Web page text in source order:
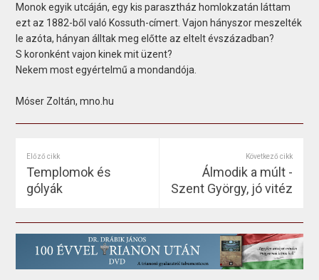
Monok egyik utcáján, egy kis parasztház homlokzatán láttam
ezt az 1882-ből való Kossuth-címert. Vajon hányszor meszelték
le azóta, hányan álltak meg előtte az eltelt évszázadban?
S koronként vajon kinek mit üzent?
Nekem most egyértelmű a mondandója.
Móser Zoltán, mno.hu
Előző cikk
Templomok és
gólyák
Következő cikk
Álmodik a múlt -
Szent György, jó vitéz